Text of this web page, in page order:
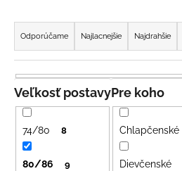
R
a
d
e
n
i
e
p
Odporúčame Najlacnejšie Najdrahšie
Pre koho
Chlapčenské
Dievčenské
Veľkosť postavy
74/80 8
80/86 9
j
s
ť
?
HĽADAŤ